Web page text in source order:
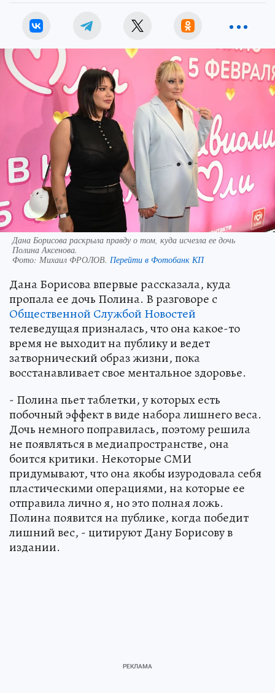
Дана Борисова раскрыла правду о том, куда исчезла ее дочь
Полина Аксенова.
Фото: Михаил ФРОЛОВ. Перейти в Фотобанк КП
Дана Борисова впервые рассказала, куда
пропала ее дочь Полина. В разговоре с
Общественной Службой Новостей
телеведущая призналась, что она какое-то
время не выходит на публику и ведет
затворнический образ жизни, пока
восстанавливает свое ментальное здоровье.
- Полина пьет таблетки, у которых есть
побочный эффект в виде набора лишнего веса.
Дочь немного поправилась, поэтому решила
не появляться в медиапространстве, она
боится критики. Некоторые СМИ
придумывают, что она якобы изуродовала себя
пластическими операциями, на которые ее
отправила лично я, но это полная ложь.
Полина появится на публике, когда победит
лишний вес, - цитируют Дану Борисову в
издании.